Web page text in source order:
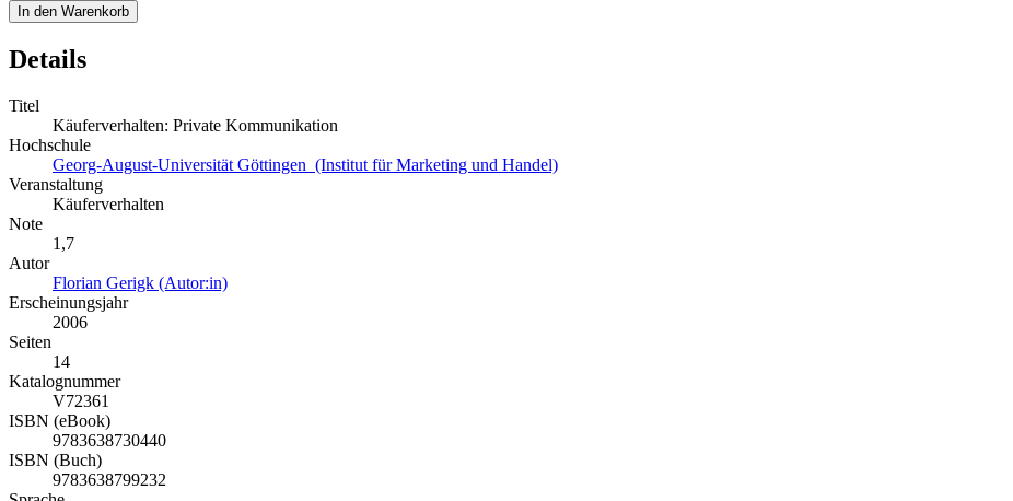
In den Warenkorb
Details
Titel
Käuferverhalten: Private Kommunikation
Hochschule
Georg-August-Universität Göttingen (Institut für Marketing und Handel)
Veranstaltung
Käuferverhalten
Note
1,7
Autor
Florian Gerigk (Autor:in)
Erscheinungsjahr
2006
Seiten
14
Katalognummer
V72361
ISBN (eBook)
9783638730440
ISBN (Buch)
9783638799232